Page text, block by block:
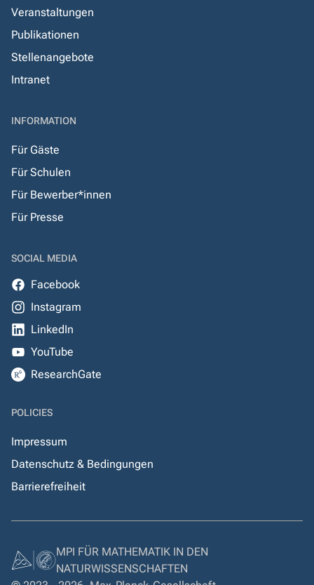
Veranstaltungen
Publikationen
Stellenangebote
Intranet
INFORMATION
Für Gäste
Für Schulen
Für Bewerber*innen
Für Presse
SOCIAL MEDIA
Facebook
Instagram
LinkedIn
YouTube
ResearchGate
POLICIES
Impressum
Datenschutz & Bedingungen
Barrierefreiheit
MPI FÜR MATHEMATIK IN DEN
NATURWISSENSCHAFTEN